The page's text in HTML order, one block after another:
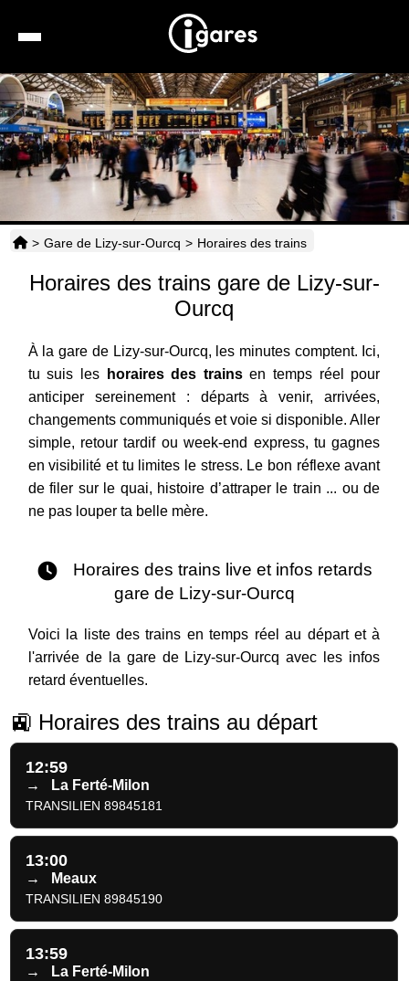
Recherche
Location de voiture
Hôtels
Horaires
> Gare de Lizy-sur-Ourcq > Horaires des trains
Horaires des trains gare de Lizy-sur-
Ourcq
À la gare de Lizy-sur-Ourcq, les minutes comptent. Ici,
tu suis les
horaires des trainsen temps réel pour
anticiper sereinement : départs à venir, arrivées,
changements communiqués et voie si disponible. Aller
simple, retour tardif ou week-end express, tu gagnes
en visibilité et tu limites le stress. Le bon réflexe avant
de filer sur le quai, histoire d’attraper le train ... ou de
ne pas louper ta belle mère.
Horaires des trains live et infos retards
gare de Lizy-sur-Ourcq
Voici la liste des trains en temps réel au départ et à
l'arrivée de la gare de Lizy-sur-Ourcq avec les infos
retard éventuelles.
🚉 Horaires des trains au départ
12:59
→ La Ferté-Milon
TRANSILIEN 89845181
13:00
→ Meaux
TRANSILIEN 89845190
13:59
→ La Ferté-Milon